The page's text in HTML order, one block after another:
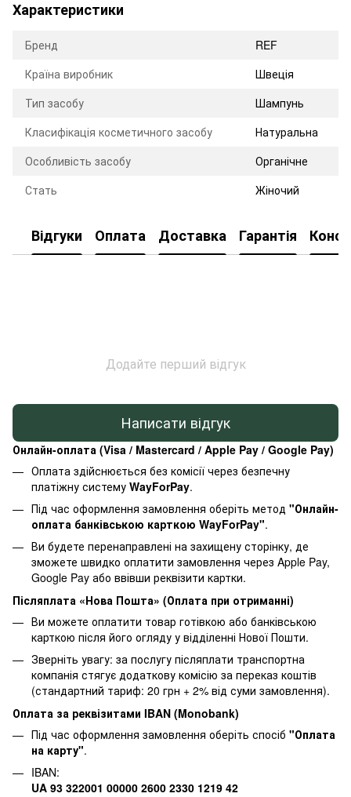
Характеристики
Бренд
REF
Країна виробник
Швеція
Тип засобу
Шампунь
Класифікація косметичного засобу
Натуральна
Особливість засобу
Органічне
Стать
Жіночий
Відгуки Оплата Доставка Гарантія
Додайте перший відгук
Написати відгук
Онлайн-оплата (Visa / Mastercard / Apple Pay / Google Pay)
Оплата здійснюється без комісії через безпечну
платіжну систему WayForPay.
Під час оформлення замовлення оберіть метод "Онлайн-
оплата банківською карткою WayForPay".
Ви будете перенаправлені на захищену сторінку, де
зможете швидко оплатити замовлення через Apple Pay,
Google Pay або ввівши реквізити картки.
Післяплата «Нова Пошта» (Оплата при отриманні)
Ви можете оплатити товар готівкою або банківською
карткою після його огляду у відділенні Нової Пошти.
Зверніть увагу: за послугу післяплати транспортна
компанія стягує додаткову комісію за переказ коштів
(стандартний тариф: 20 грн + 2% від суми замовлення).
Оплата за реквізитами IBAN (Monobank)
Під час оформлення замовлення оберіть спосіб "Оплата
на карту".
IBAN:
UA 93 322001 00000 2600 2330 1219 42